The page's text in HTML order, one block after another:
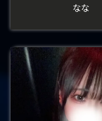
なな